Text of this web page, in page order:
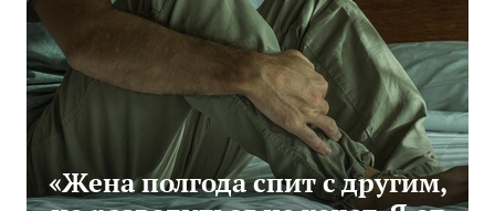
«Жена полгода спит с другим,